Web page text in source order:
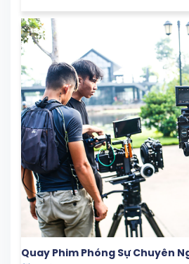
Quay Phim Phóng Sự Chuyên